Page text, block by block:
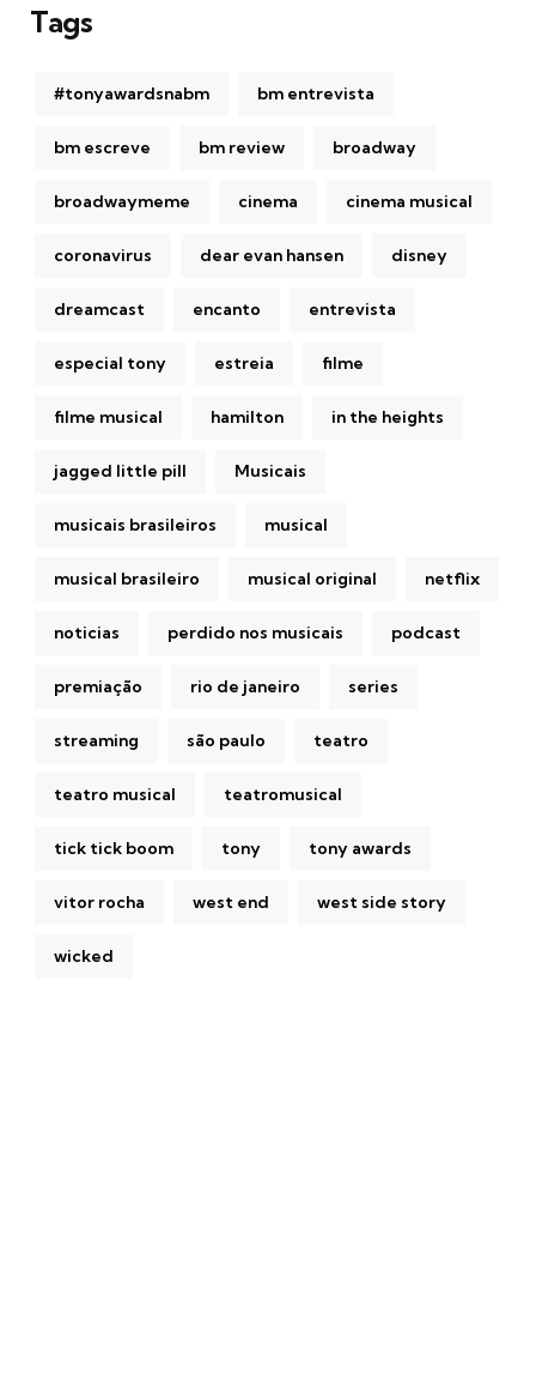
Tags
#tonyawardsnabm bm entrevista
bm escreve bm review broadway
broadwaymeme cinema cinema musical
coronavirus dear evan hansen disney
dreamcast encanto entrevista
especial tony estreia filme
filme musical hamilton in the heights
jagged little pill Musicais
musicais brasileiros musical
musical brasileiro musical original netflix
noticias perdido nos musicais podcast
premiação rio de janeiro series
streaming são paulo teatro
teatro musical teatromusical
tick tick boom tony tony awards
vitor rocha west end west side story
wicked